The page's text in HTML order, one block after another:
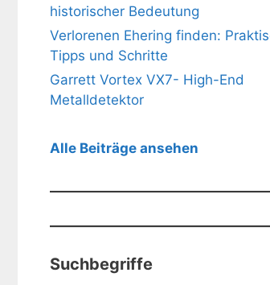
historischer Bedeutung
Verlorenen Ehering finden:
Tipps und Schritte
Garrett Vortex VX7- High-End
Metalldetektor
Alle Beiträge ansehen
Suchbegriffe